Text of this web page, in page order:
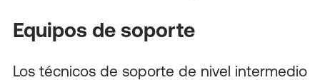
Equipos de soporte
Los técnicos de soporte de nivel intermedio